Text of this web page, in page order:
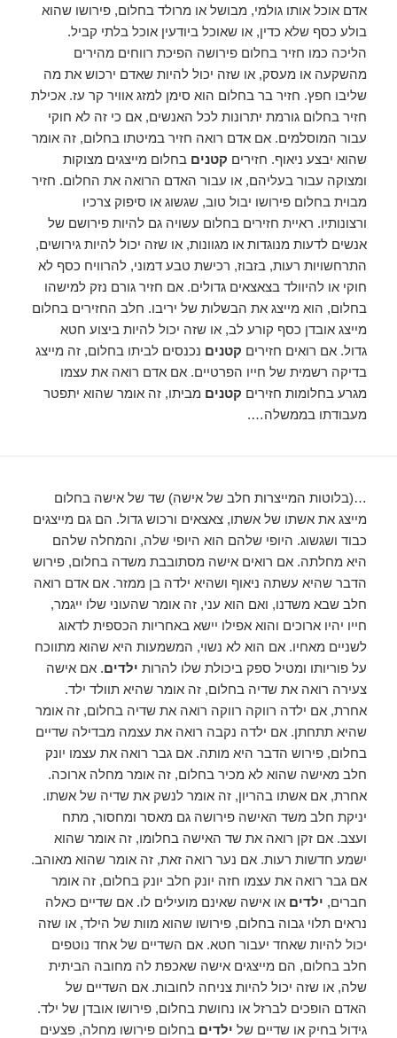
אדם אוכל אותו גולמי, מבושל או מרולד בחלום, פירושו שהוא
בולע כסף שלא כדין, או שאוכל ביודעין אוכל בלתי קביל.
הליכה כמו חזיר בחלום פירושה הפיכת רווחים מהירים
מהשקעה או מעסק, או שזה יכול להיות שאדם ירכוש את מה
שליבו חפץ. חזיר בר בחלום הוא סימן למזג אוויר קר עז. אכילת
חזיר בחלום גורמת יתרונות לכל האנשים, אם כי זה לא חוקי
עבור המוסלמים. אם אדם רואה חזיר במיטתו בחלום, זה אומר
שהוא יבצע ניאוף. חזירים קטנים בחלום מייצגים מצוקות
ומצוקה עבור בעליהם, או עבור האדם הרואה את החלום. חזיר
מבוית בחלום פירושו יבול טוב, שגשוג או סיפוק צרכיו
ורצונותיו. ראיית חזירים בחלום עשויה גם להיות פירושם של
אנשים לדעות מנוגדות או מגוונות, או שזה יכול להיות גירושים,
התרחשויות רעות, בזבוז, רכישת טבע דמוני, להרוויח כסף לא
חוקי או להיוולד בצאצאים גדולים. אם חזיר גורם נזק למישהו
בחלום, הוא מייצג את הבשלות של יריבו. חלב החזירים בחלום
מייצג אובדן כסף קורע לב, או שזה יכול להיות ביצוע חטא
גדול. אם רואים חזירים קטנים נכנסים לביתו בחלום, זה מייצג
בדיקה רשמית של חייו הפרטיים. אם אדם רואה את עצמו
מגרע בחלומות חזירים קטנים מביתו, זה אומר שהוא יתפטר
מעבודתו בממשלה….
…(בלוטות המייצרות חלב של אישה) שד של אישה בחלום
מייצג את אשתו של אשתו, צאצאים ורכוש גדול. הם גם מייצגים
כבוד ושגשוג. היופי שלהם הוא היופי שלה, והמחלה שלהם
היא מחלתה. אם רואים אישה מסתובבת משדה בחלום, פירוש
הדבר שהיא עשתה ניאוף ושהיא ילדה בן ממזר. אם אדם רואה
חלב שבא משדנו, ואם הוא עני, זה אומר שהעוני שלו ייגמר,
חייו יהיו ארוכים והוא אפילו יישא באחריות הכספית לדאוג
לשניים מאחיו. אם הוא לא נשוי, המשמעות היא שהוא מתווכח
על פוריותו ומטיל ספק ביכולת שלו להרות ילדים. אם אישה
צעירה רואה את שדיה בחלום, זה אומר שהיא תוולד ילד.
אחרת, אם ילדה רווקה רווקה רואה את שדיה בחלום, זה אומר
שהיא תתחתן. אם ילדה נקבה רואה את עצמה מבדילה שדיים
בחלום, פירוש הדבר היא מותה. אם גבר רואה את עצמו יונק
חלב מאישה שהוא לא מכיר בחלום, זה אומר מחלה ארוכה.
אחרת, אם אשתו בהריון, זה אומר לנשק את שדיה של אשתו.
יניקת חלב משד האישה פירושה גם מאסר ומחסור, מתח
ועצב. אם זקן רואה את שד האישה בחלומו, זה אומר שהוא
ישמע חדשות רעות. אם נער רואה זאת, זה אומר שהוא מאוהב.
אם גבר רואה את עצמו חזה יונק חלב יונק בחלום, זה אומר
חברים, ילדים או אישה שאינם מועילים לו. אם שדיים כאלה
נראים תלוי גבוה בחלום, פירושו שהוא מוות של הילד, או שזה
יכול להיות שאחד יעבור חטא. אם השדיים של אחד נוטפים
חלב בחלום, הם מייצגים אישה שאכפת לה מחובה הביתית
שלה, או שזה יכול להיות צניחה לחובות. אם השדיים של
האדם הופכים לברזל או נחושת בחלום, פירושו אובדן של ילד.
גידול בחיק או שדיים של ילדים בחלום פירושו מחלה, פצעים